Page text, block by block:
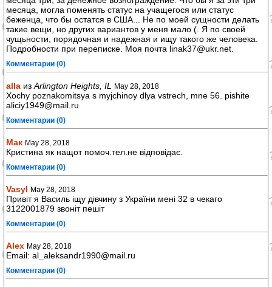
месяца, могла поменять статус на учащегося или статус
беженца, что бы остатся в США... Не по моей сущности делать
такие вещи, но других вариантов у меня мало (. Я по своей
чущьности, порядочная и надежная и ищу такого же человека.
Подробности при переписке. Моя почта linak37@ukr.net.
Комментарии (0)
alla из Arlington Heights, IL May 28, 2018
Xochy poznakomitsya s myjchinoy dlya vstrech, mne 56. pishite
aliciy1949@mail.ru
Комментарии (0)
Мак May 28, 2018
Кристина як нащот помоч.тел.не відповідає.
Комментарии (0)
Vasyl May 28, 2018
Привіт я Василь іщу дівчину з України мені 32 в чекаго
3122001879 звоніт пешіт
Комментарии (0)
Alex May 28, 2018
Email: al_aleksandr1990@mail.ru
Комментарии (0)